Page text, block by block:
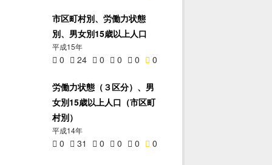
市区町村別、労働力状態
別、男女別15歳以上人口
平成15年
0 24 0 0 0 0
労働力状態（３区分）、男
女別15歳以上人口（市区町
村別）
平成14年
0 31 0 0 0 0